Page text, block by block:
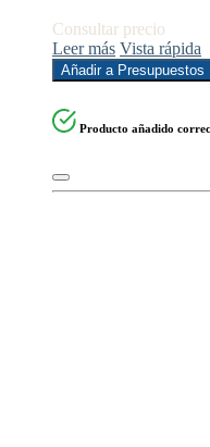
Consultar precio
Leer más Vista rápida
Añadir a Presupuestos
Producto añadido